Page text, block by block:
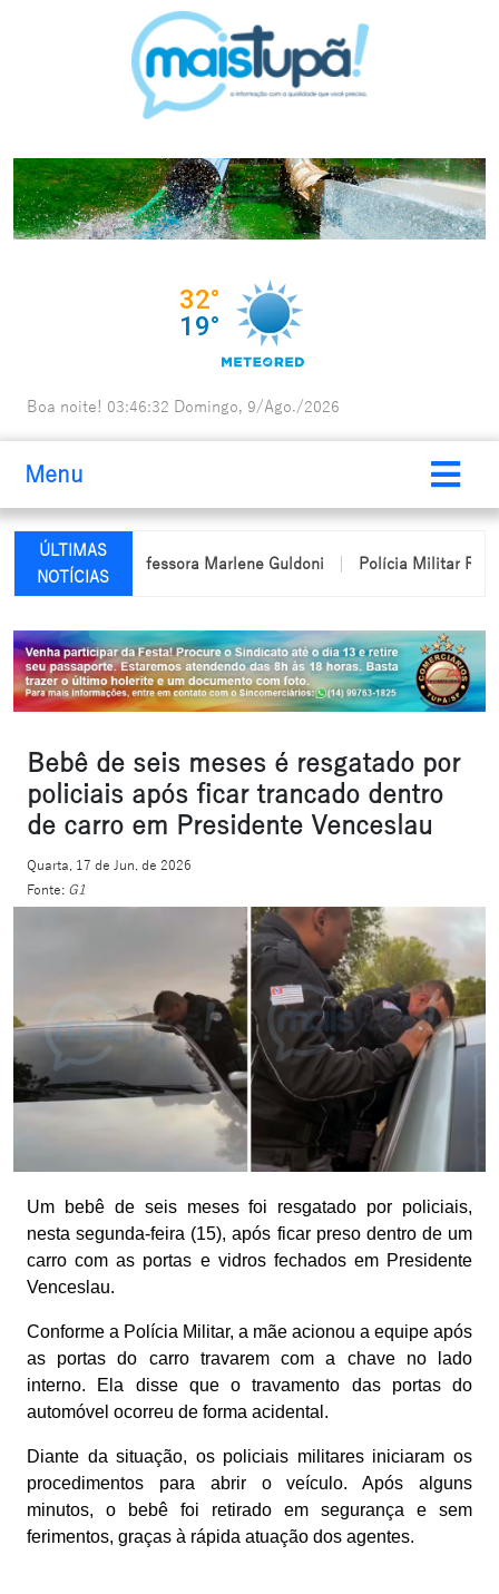
Boa noite! 03:46:33 Domingo, 9/Ago./2026
Menu
ÚLTIMAS
NOTÍCIAS
da professora Marlene Guldoni Polícia Militar Rodoviária
Bebê de seis meses é resgatado por
policiais após ficar trancado dentro
de carro em Presidente Venceslau
Quarta, 17 de Jun. de 2026
Fonte: G1
Um bebê de seis meses foi resgatado por policiais,
nesta segunda-feira (15), após ficar preso dentro de um
carro com as portas e vidros fechados em Presidente
Venceslau.
Conforme a Polícia Militar, a mãe acionou a equipe após
as portas do carro travarem com a chave no lado
interno. Ela disse que o travamento das portas do
automóvel ocorreu de forma acidental.
Diante da situação, os policiais militares iniciaram os
procedimentos para abrir o veículo. Após alguns
minutos, o bebê foi retirado em segurança e sem
ferimentos, graças à rápida atuação dos agentes.